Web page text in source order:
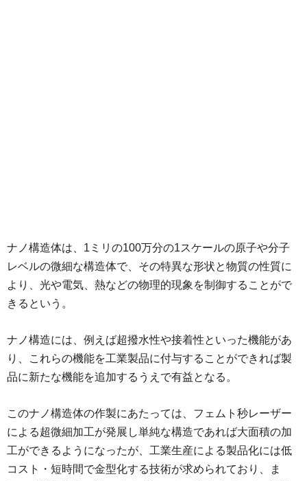
ナノ構造体は、1ミリの100万分の1スケールの原子や分子
レベルの微細な構造体で、その特異な形状と物質の性質に
より、光や電気、熱などの物理的現象を制御することがで
きるという。
ナノ構造には、例えば超撥水性や接着性といった機能があ
り、これらの機能を工業製品に付与することができれば製
品に新たな機能を追加するうえで有益となる。
このナノ構造体の作製にあたっては、フェムト秒レーザー
による超微細加工が発展し単純な構造であれば大面積の加
工ができるようになったが、工業生産による製品化には低
コスト・短時間で金型化する技術が求められており、ま